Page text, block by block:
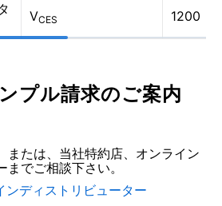
VCES 1200
プル請求のご案内
または、当社特約店、オンライン
でご相談下さい。
ンディストリビューター